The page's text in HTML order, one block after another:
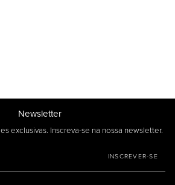
Newsletter
exclusivas. Inscreva-se na nossa newsletter.
INSCREVER-SE